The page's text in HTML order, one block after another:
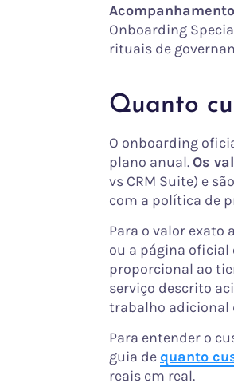
Onboarding
rituais de
Quanto
O onboarding
plano anual. Os
vs CRM Suite) e
com a política de
Para o valor exato
ou a página oficial
proporcional ao
serviço descrito
trabalho adicional
Para entender o
guia dequanto
reais em real.